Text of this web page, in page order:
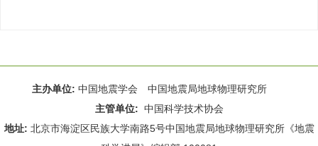
主办单位: 中国地震学会 中国地震局地球物理研究所
主管单位: 中国科学技术协会
地址: 北京市海淀区民族大学南路5号中国地震局地球物理研究所《地震